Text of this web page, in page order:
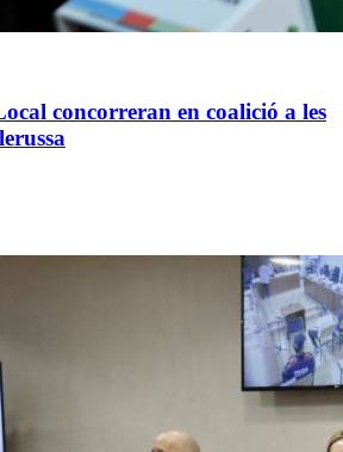
concorreran en coalició a les